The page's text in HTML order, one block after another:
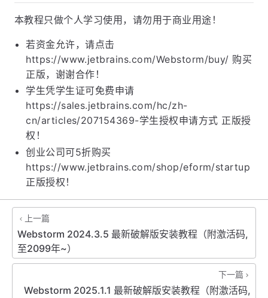
本教程只做个人学习使用，请勿用于商业用途！
若资金允许，请点击
https://www.jetbrains.com/Webstorm/buy/ 购买
正版，谢谢合作！
学生凭学生证可免费申请
https://sales.jetbrains.com/hc/zh-
cn/articles/207154369-学生授权申请方式 正版授
权！
创业公司可5折购买
https://www.jetbrains.com/shop/eform/startup
正版授权！
上一篇
Webstorm 2024.3.5 最新破解版安装教程（附激活码,
至2099年~）
下一篇
Webstorm 2025.1.1 最新破解版安装教程（附激活码,